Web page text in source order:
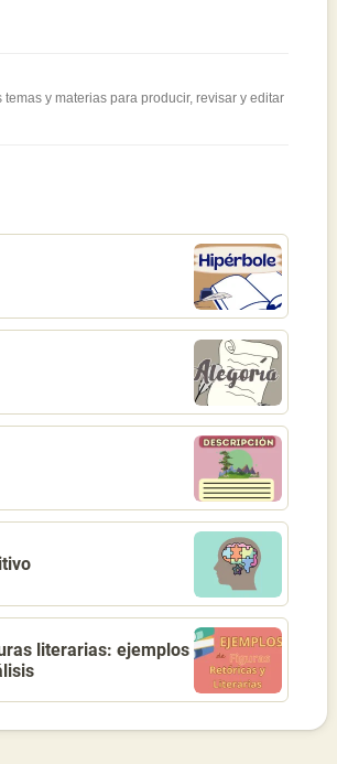
y materias para producir, revisar y editar
literarias: ejemplos